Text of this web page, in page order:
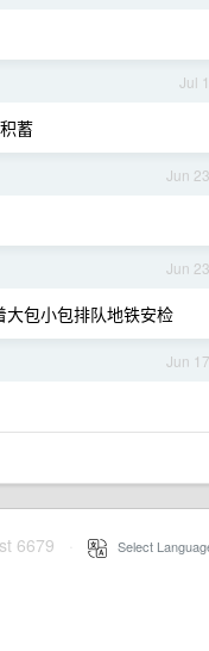
Jul 1
蓄
Jun 23
Jun 23
包小包排队地铁安检
Jun 17
6679 Select